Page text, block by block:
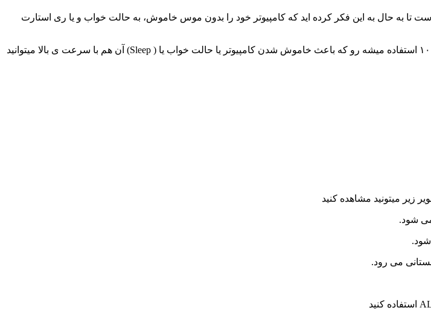
به حال به این فکر کرده اید که کامپیوتر خود را بدون موس خاموش، به حالت خواب و یا ری استارت
میانبر هایی وجود دارد که کار مارو در این قسمت آسان خواهد کرد که ما میانبر هایی که در ویندوز ۱۰ استفاده میشه رو که باعث خاموش شدن کامپیوتر یا حالت خواب یا ( Sleep) آن هم با سرعت ی بالا میتوانید
زیر میتونید مشاهده کنید